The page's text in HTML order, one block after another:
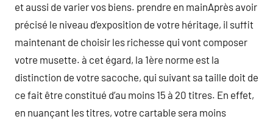
et aussi de varier vos biens. prendre en mainAprès avoir
précisé le niveau d’exposition de votre héritage, il suffit
maintenant de choisir les richesse qui vont composer
votre musette. à cet égard, la 1ère norme est la
distinction de votre sacoche, qui suivant sa taille doit de
ce fait être constitué d’au moins 15 à 20 titres. En effet,
en nuançant les titres, votre cartable sera moins